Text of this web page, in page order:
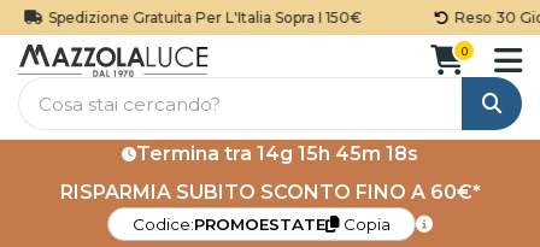
Spedizione Gratuita Per L'Italia Sopra I 150€ Reso 30
Cerca
0
Termina tra 14g 15h 45m 18s
RISPARMIA SUBITO SCONTO FINO A 60€*
Codice:PROMOESTATE Copia